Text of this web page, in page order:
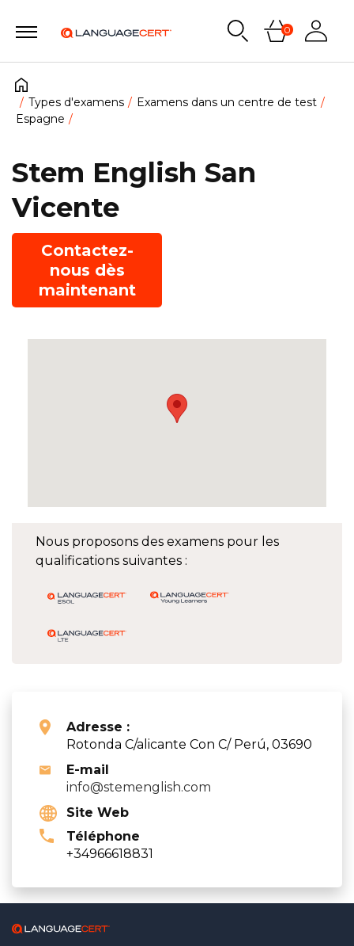
0
Types d'examens
Examens dans un centre de test
Espagne
Nous proposons des examens pour les
qualifications suivantes :
Adresse :
Rotonda C/alicante Con C/ Perú, 03690
E-mail
info@stemenglish.com
Site Web
Téléphone
+34966618831
Stem English San
Vicente
Contactez-
nous dès
maintenant